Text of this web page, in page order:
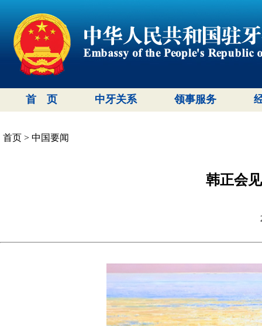
首 页 中牙关系 领事服务
首页 > 中国要闻
韩正会